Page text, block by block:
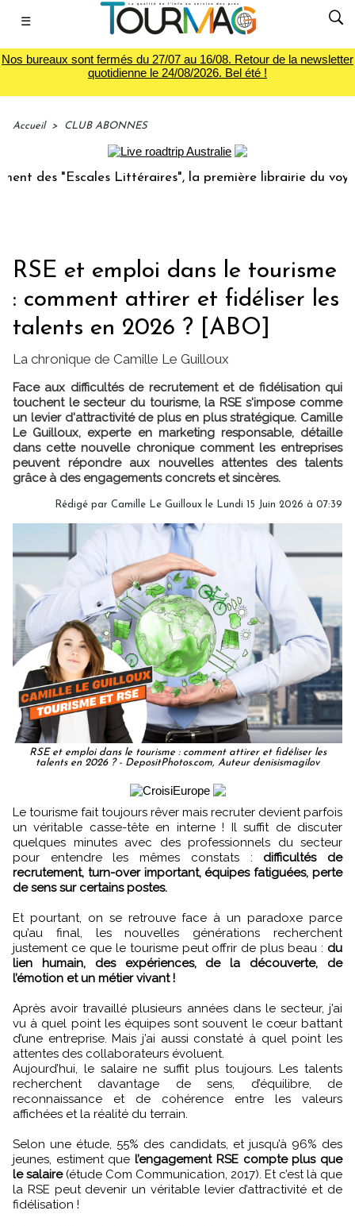
☰
Nos bureaux sont fermés du 27/07 au 16/08. Retour de la newsletter
quotidienne le 24/08/2026. Bel été !
Accueil > CLUB ABONNES
Littéraires", la première librairie du voyage Le
RSE et emploi dans le tourisme
: comment attirer et fidéliser les
talents en 2026 ? [ABO]
La chronique de Camille Le Guilloux
Face aux difficultés de recrutement et de fidélisation qui
touchent le secteur du tourisme, la RSE s'impose comme
un levier d'attractivité de plus en plus stratégique. Camille
Le Guilloux, experte en marketing responsable, détaille
dans cette nouvelle chronique comment les entreprises
peuvent répondre aux nouvelles attentes des talents
grâce à des engagements concrets et sincères.
Rédigé par Camille Le Guilloux le Lundi 15 Juin 2026 à 07:39
RSE et emploi dans le tourisme : comment attirer et fidéliser les
talents en 2026 ? - DepositPhotos.com, Auteur denisismagilov
Le tourisme fait toujours rêver mais recruter devient parfois
un véritable casse-tête en interne ! Il suffit de discuter
quelques minutes avec des professionnels du secteur
pour entendre les mêmes constats : difficultés de
recrutement, turn-over important, équipes fatiguées, perte
de sens sur certains postes.
Et pourtant, on se retrouve face à un paradoxe parce
qu’au final, les nouvelles générations recherchent
justement ce que le tourisme peut offrir de plus beau : du
lien humain, des expériences, de la découverte, de
l’émotion et un métier vivant !
Après avoir travaillé plusieurs années dans le secteur, j’ai
vu à quel point les équipes sont souvent le cœur battant
d’une entreprise. Mais j’ai aussi constaté à quel point les
attentes des collaborateurs évoluent.
Aujourd’hui, le salaire ne suffit plus toujours. Les talents
recherchent davantage de sens, d’équilibre, de
reconnaissance et de cohérence entre les valeurs
affichées et la réalité du terrain.
Selon une étude, 55% des candidats, et jusqu’à 96% des
jeunes, estiment quel’engagement RSE compte plus que
le salaire(étude Com Communication, 2017). Et c’est là que
la RSE peut devenir un véritable levier d’attractivité et de
fidélisation !